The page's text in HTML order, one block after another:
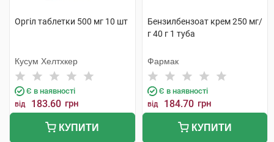
Оргіл таблетки 500 мг 10 шт
Кусум Хелтхкер
Є в наявності
від 183.60 грн
КУПИТИ
Бензилбензоат крем 250 мг/
г 40 г 1 туба
Фармак
Є в наявності
від 184.70 грн
КУПИТИ